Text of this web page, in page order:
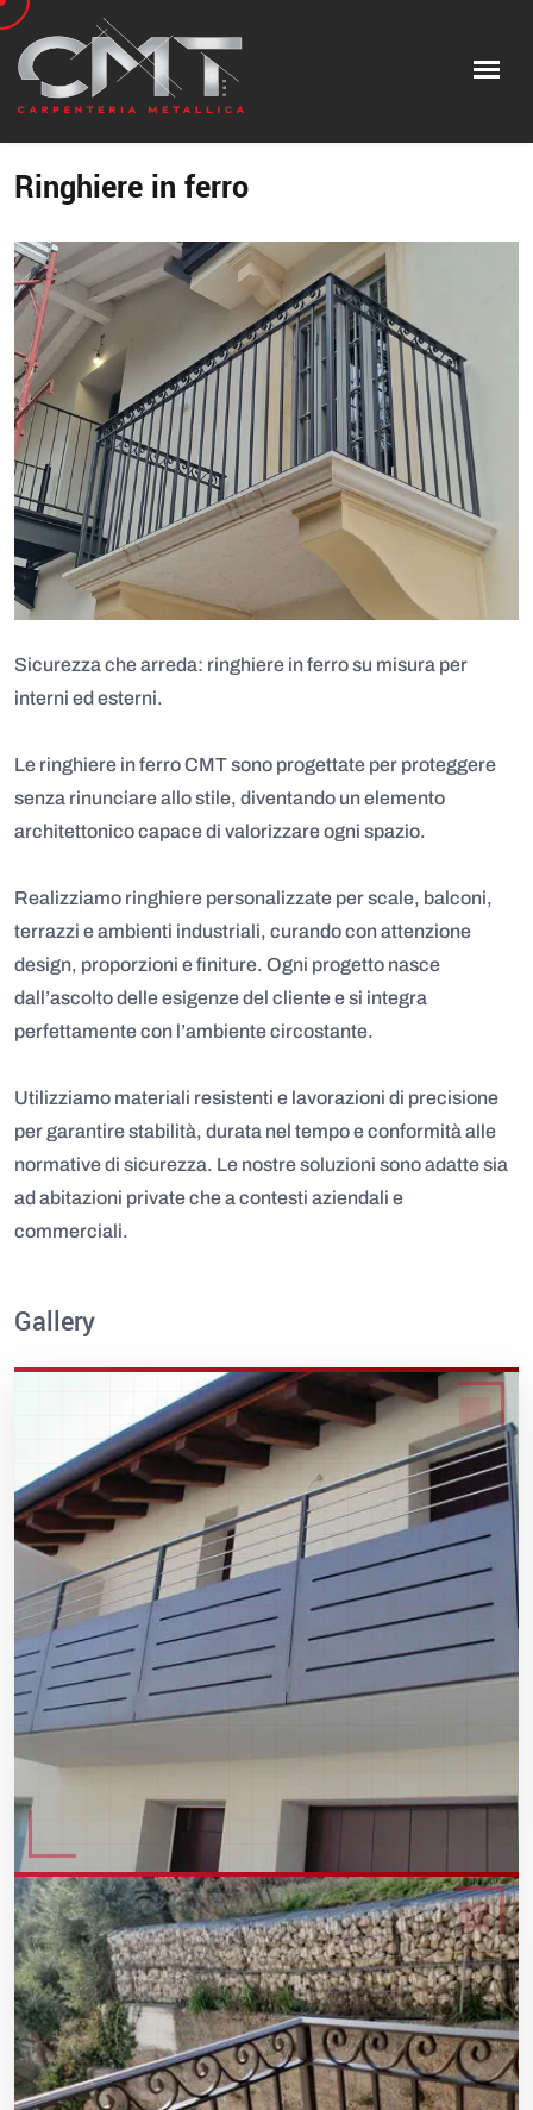
Ringhiere in ferro
Sicurezza che arreda: ringhiere in ferro su misura per
interni ed esterni.
Le ringhiere in ferro CMT sono progettate per proteggere
senza rinunciare allo stile, diventando un elemento
architettonico capace di valorizzare ogni spazio.
Realizziamo ringhiere personalizzate per scale, balconi,
terrazzi e ambienti industriali, curando con attenzione
design, proporzioni e finiture. Ogni progetto nasce
dall’ascolto delle esigenze del cliente e si integra
perfettamente con l’ambiente circostante.
Utilizziamo materiali resistenti e lavorazioni di precisione
per garantire stabilità, durata nel tempo e conformità alle
normative di sicurezza. Le nostre soluzioni sono adatte sia
ad abitazioni private che a contesti aziendali e
commerciali.
Gallery